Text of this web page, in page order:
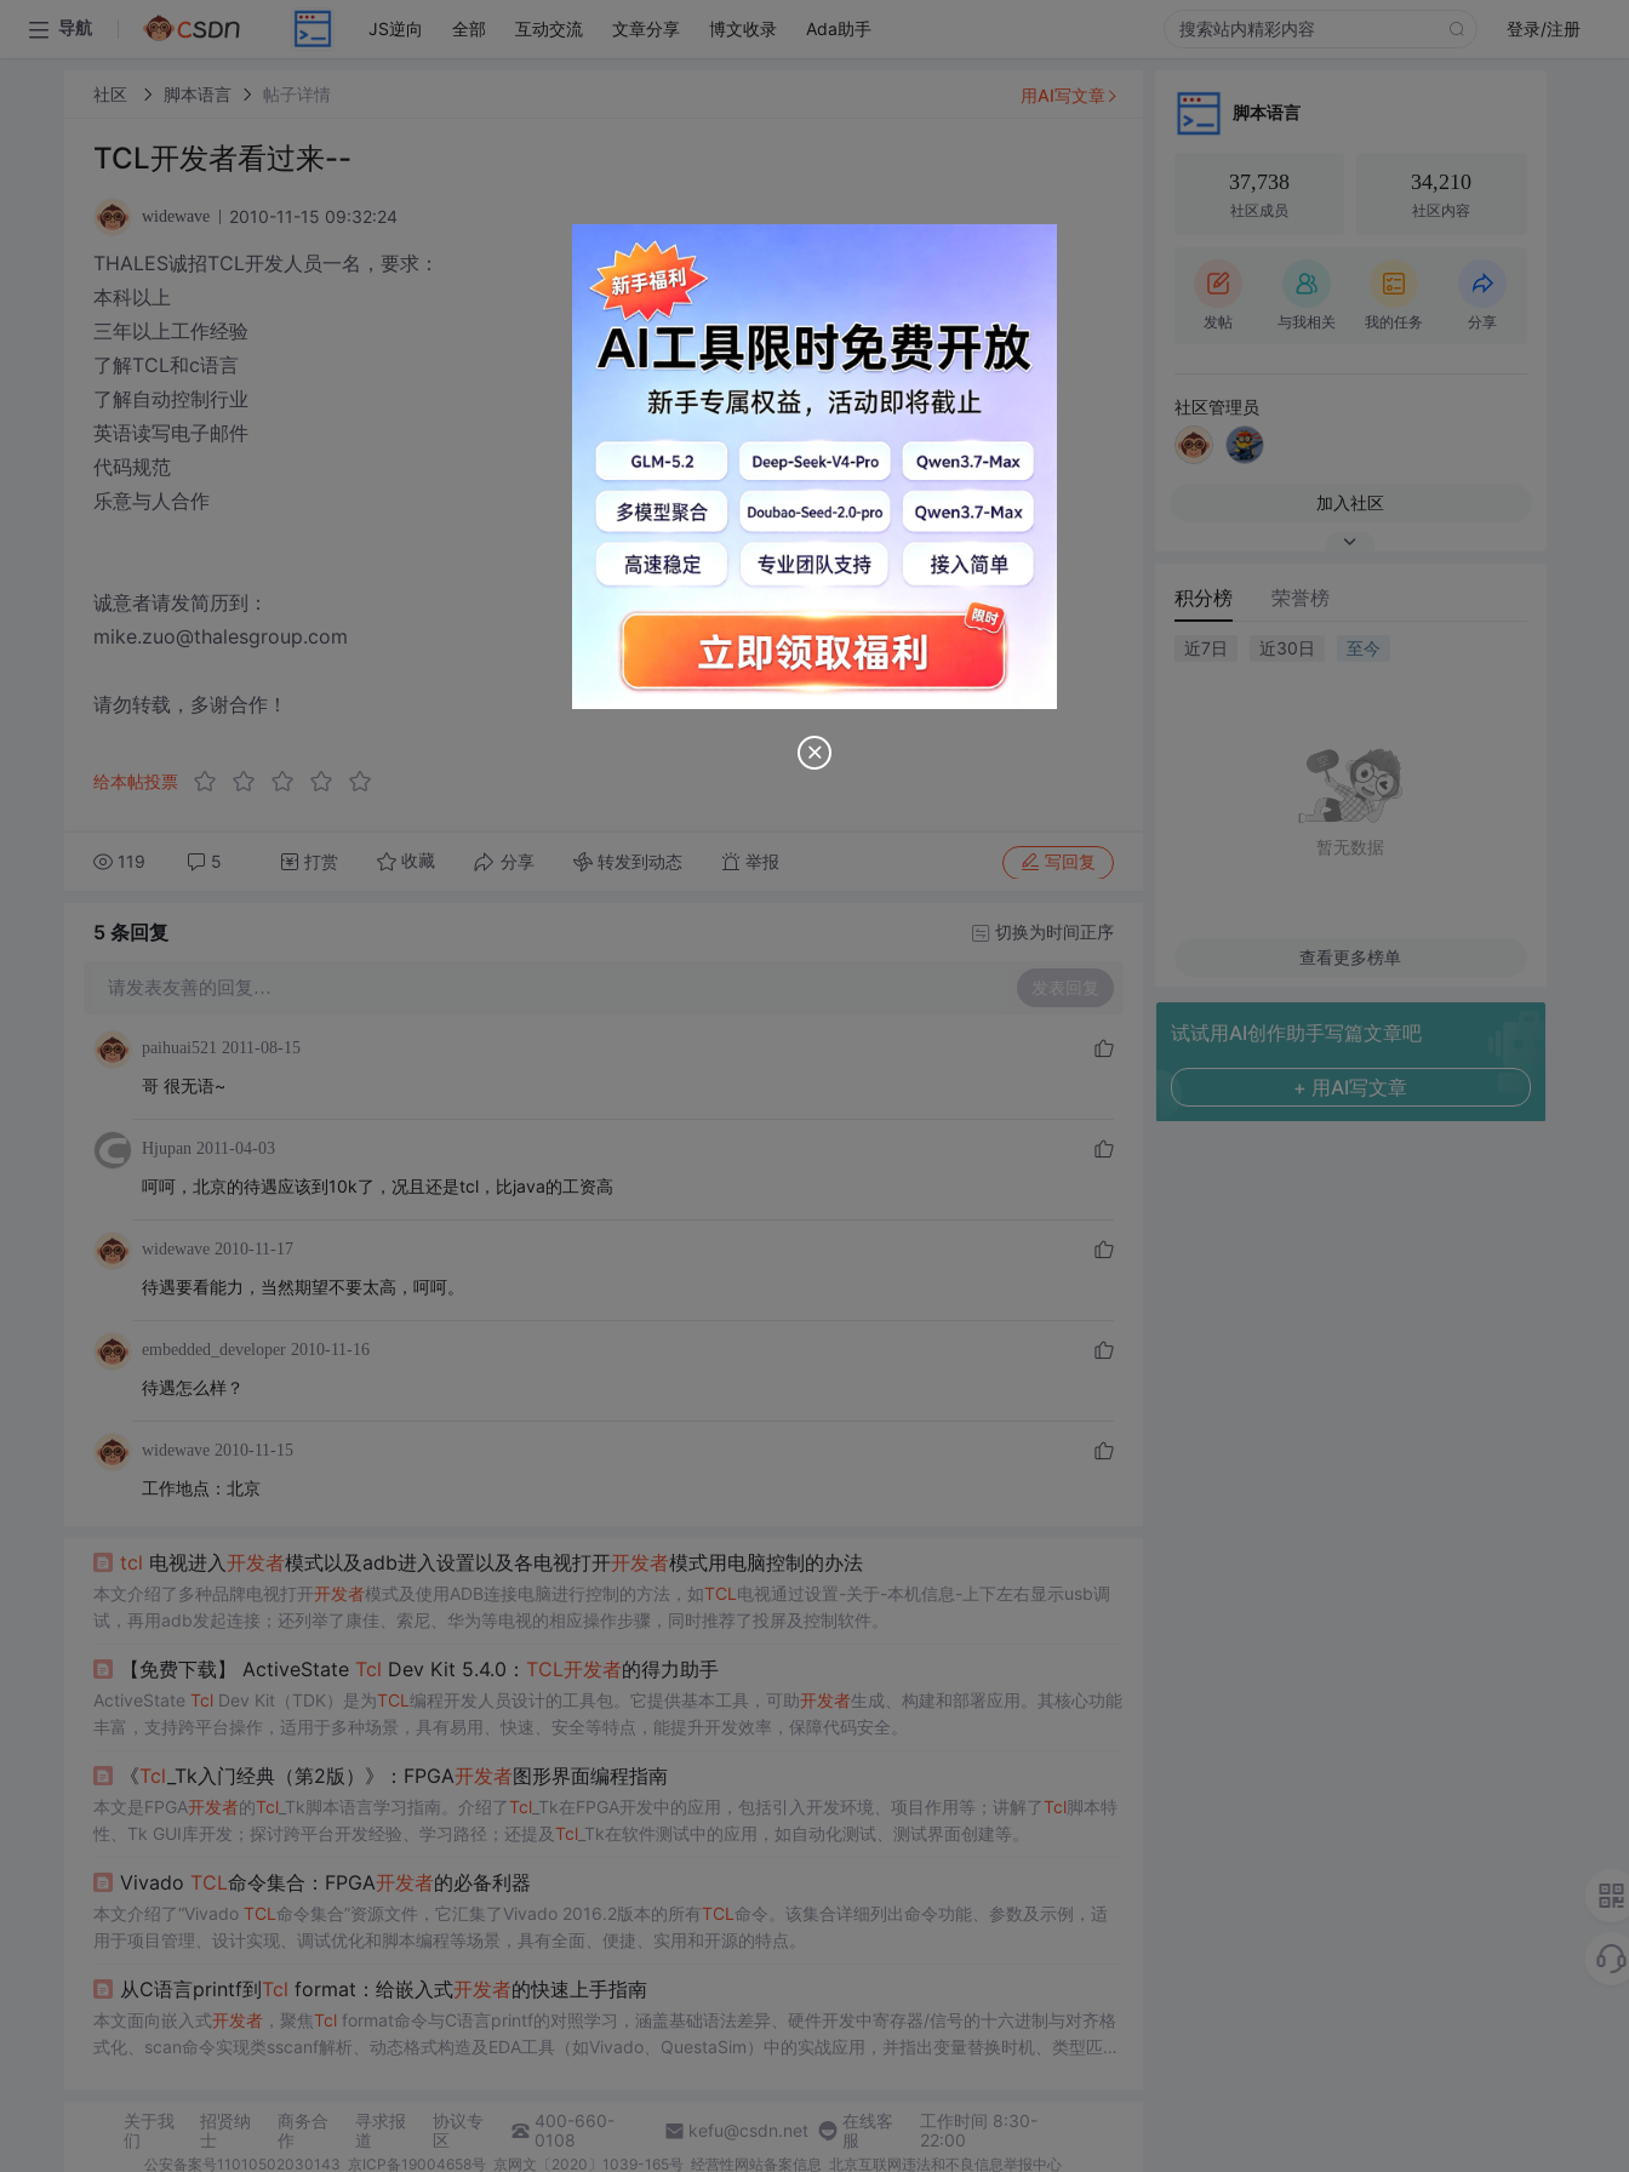
导航 JS逆向 全部 互动交流 文章分享 博文收录 Ada助手 登录/注册
社区 脚本语言 帖子详情
TCL开发者看过来--
widewave 2010-11-15 09:32:24
THALES诚招TCL开发人员一名，要求：
本科以上
三年以上工作经验
了解TCL和c语言
了解自动控制行业
英语读写电子邮件
代码规范
乐意与人合作
诚意者请发简历到：
mike.zuo@thalesgroup.com
请勿转载，多谢合作！
给本帖投票
119 5 打赏 收藏 分享 转发到动态 举报 写回复
用AI写文章
5 条回复 切换为时间正序
请发表友善的回复… 发表回复
paihuai521 2011-08-15
哥 很无语~
Hjupan 2011-04-03
呵呵，北京的待遇应该到10k了，况且还是tcl，比java的工资高
widewave 2010-11-17
待遇要看能力，当然期望不要太高，呵呵。
embedded_developer 2010-11-16
待遇怎么样？
widewave 2010-11-15
工作地点：北京
tcl 电视进入开发者模式以及adb进入设置以及各电视打开开发者模式用电脑控制的办法
本文介绍了多种品牌电视打开开发者模式及使用ADB连接电脑进行控制的方法，如TCL 电视通过设置-关于-本机信息-上下左右显示usb调
试，再用adb发起连接；还列举了康佳、索尼、华为等电视的相应操作步骤，同时推荐了投屏及控制软件。
【免费下载】 ActiveState Tcl Dev Kit 5.4.0： TCL开发者的得力助手
ActiveState TclDev Kit（TDK）是为TCL 编程开发人员设计的工具包。它提供基本工具，可助开发者生成、构建和部署应用。其核心功能
丰富，支持跨平台操作，适用于多种场景，具有易用、快速、安全等特点，能提升开发效率，保障代码安全。
《Tcl _Tk入门经典（第2版）》：FPGA开发者图形界面编程指南
本文是FPGA开发者的Tcl_Tk脚本语言学习指南。介绍了Tcl_Tk在FPGA开发中的应用，包括引入开发环境、项目作用等；讲解了Tcl脚本特
性、Tk GUI库开发；探讨跨平台开发经验、学习路径；还提及Tcl_Tk在软件测试中的应用，如自动化测试、测试界面创建等。
Vivado TCL命令集合：FPGA开发者的必备利器
本文介绍了“Vivado TCL 命令集合”资源文件，它汇集了Vivado 2016.2版本的所有TCL 命令。该集合详细列出命令功能、参数及示例，适
用于项目管理、设计实现、调试优化和脚本编程等场景，具有全面、便捷、实用和开源的特点。
从C语言printf到Tcl format：给嵌入式开发者的快速上手指南
本文面向嵌入式开发者，聚焦Tclformat命令与C语言printf的对照学习，涵盖基础语法差异、硬件开发中寄存器/信号的十六进制与对齐格
式化、scan命令实现类sscanf解析、动态格式构造及EDA工具（如Vivado、QuestaSim）中的实战应用，并指出变量替换时机、类型匹配
关于我
们
招贤纳
士
商务合
作
寻求报
道
协议专
区
400-660-
0108
kefu@csdn.net
在线客
服
工作时间 8:30-
22:00
公安备案号11010502030143 京ICP备19004658号 京网文〔2020〕1039-165号 经营性网站备案信息 北京互联网违法和不良信息举报中心
脚本语言
37,738
社区成员
34,210
社区内容
发帖 与我相关 我的任务 分享
社区管理员
加入社区
积分榜 荣誉榜
近7日 近30日 至今
暂无数据
查看更多榜单
试试用AI创作助手写篇文章吧
+ 用AI写文章